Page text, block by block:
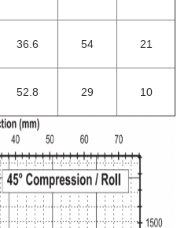
36.6 54 21
52.8 29 10